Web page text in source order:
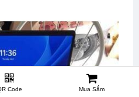
Code Mua Sắm